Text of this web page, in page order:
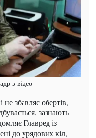
з відео
не збавляє обертів,
зазнають
Главред із
до урядових кіл,